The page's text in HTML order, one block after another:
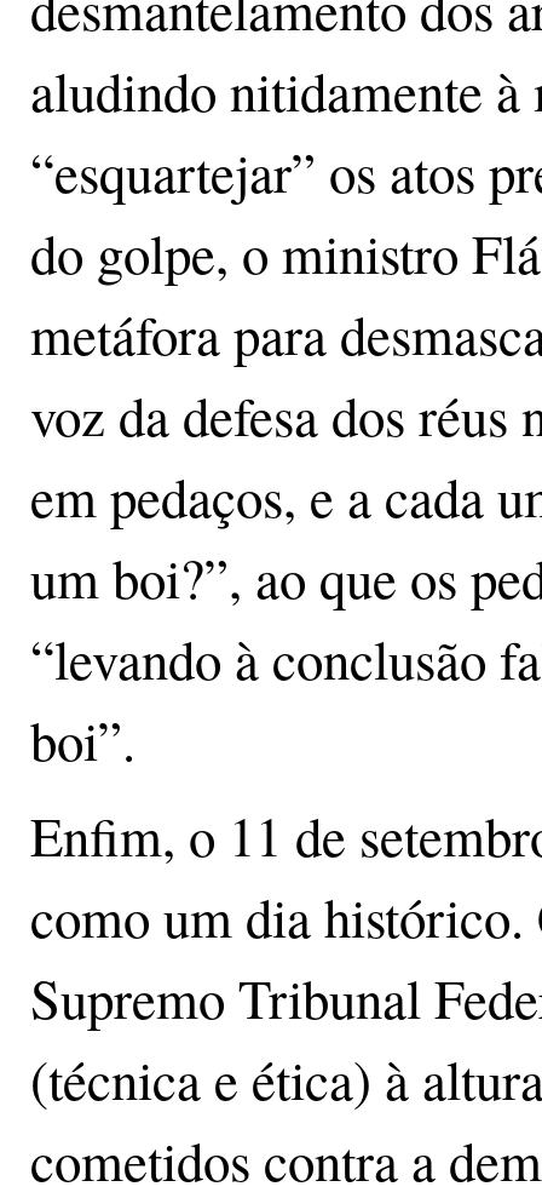
aludindo nitidamente
“esquartejar” os atos
do golpe, o ministro
metáfora para
voz da defesa dos
em pedaços, e a cada
um boi?”, ao que os
“levando à conclusão
boi”.
Enfim, o 11 de
como um dia
Supremo Tribunal
(técnica e ética) à
cometidos contra a